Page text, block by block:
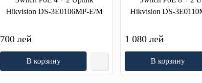
Hikvision DS-3E0106MP-E/M
700 лей
В корзину
Hikvision DS-
1 080 лей
В корзину